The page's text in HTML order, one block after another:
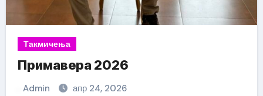
Такмичења
Примавера 2026
Admin апр 24, 2026